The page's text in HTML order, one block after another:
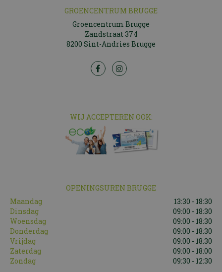
GROENCENTRUM BRUGGE
Groencentrum Brugge
Zandstraat 374
8200 Sint-Andries Brugge
WIJ ACCEPTEREN OOK:
OPENINGSUREN BRUGGE
Maandag
13:30 - 18:30
Dinsdag
09:00 - 18:30
Woensdag
09:00 - 18:30
Donderdag
09:00 - 18:30
Vrijdag
09:00 - 18:30
Zaterdag
09:00 - 18:00
Zondag
09:30 - 12:30